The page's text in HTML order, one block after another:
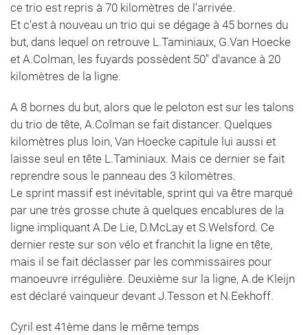
ce trio est repris à 70 kilomètres de l'arrivée.
Et c'est à nouveau un trio qui se dégage à 45 bornes du
but, dans lequel on retrouve L.Taminiaux, G.Van Hoecke
et A.Colman, les fuyards possèdent 50'' d'avance à 20
kilomètres de la ligne.
A 8 bornes du but, alors que le peloton est sur les talons
du trio de tête, A.Colman se fait distancer. Quelques
kilomètres plus loin, Van Hoecke capitule lui aussi et
laisse seul en tête L.Taminiaux. Mais ce dernier se fait
reprendre sous le panneau des 3 kilomètres.
Le sprint massif est inévitable, sprint qui va être marqué
par une très grosse chute à quelques encablures de la
ligne impliquant A.De Lie, D.McLay et S.Welsford. Ce
dernier reste sur son vélo et franchit la ligne en tête,
mais il se fait déclasser par les commissaires pour
manoeuvre irrégulière. Deuxième sur la ligne, A.de Kleijn
est déclaré vainqueur devant J.Tesson et N.Eekhoff.
Cyril est 41ème dans le même temps